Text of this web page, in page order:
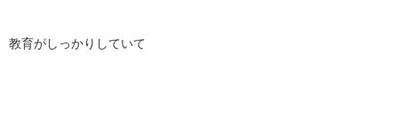
教育がしっかりしていて